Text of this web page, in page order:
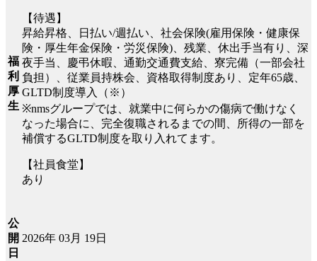
福
利
厚
生
【待遇】
昇給昇格、日払い/週払い、社会保険(雇用保険・健康保
険・厚生年金保険・労災保険)、残業、休出手当有り、深
夜手当、慶弔休暇、通勤交通費支給、寮完備（一部会社
負担）、従業員持株会、資格取得制度あり、定年65歳、
GLTD制度導入（※）
※nmsグループでは、就業中に何らかの傷病で働けなく
なった場合に、完全復職されるまでの間、所得の一部を
補償するGLTD制度を取り入れてます。
【社員食堂】
あり
公
開
日
2026年 03月 19日